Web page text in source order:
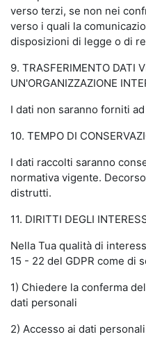
verso terzi, se non nei
verso i quali la
disposizioni di legge o di
9. TRASFERIMENTO DATI
UN'ORGANIZZAZIONE
I dati non saranno forniti
10. TEMPO DI
I dati raccolti saranno
normativa vigente.
distrutti.
11. DIRITTI DEGLI
Nella Tua qualità di
15 - 22 del GDPR come di
1) Chiedere la conferma
dati personali
2) Accesso ai dati